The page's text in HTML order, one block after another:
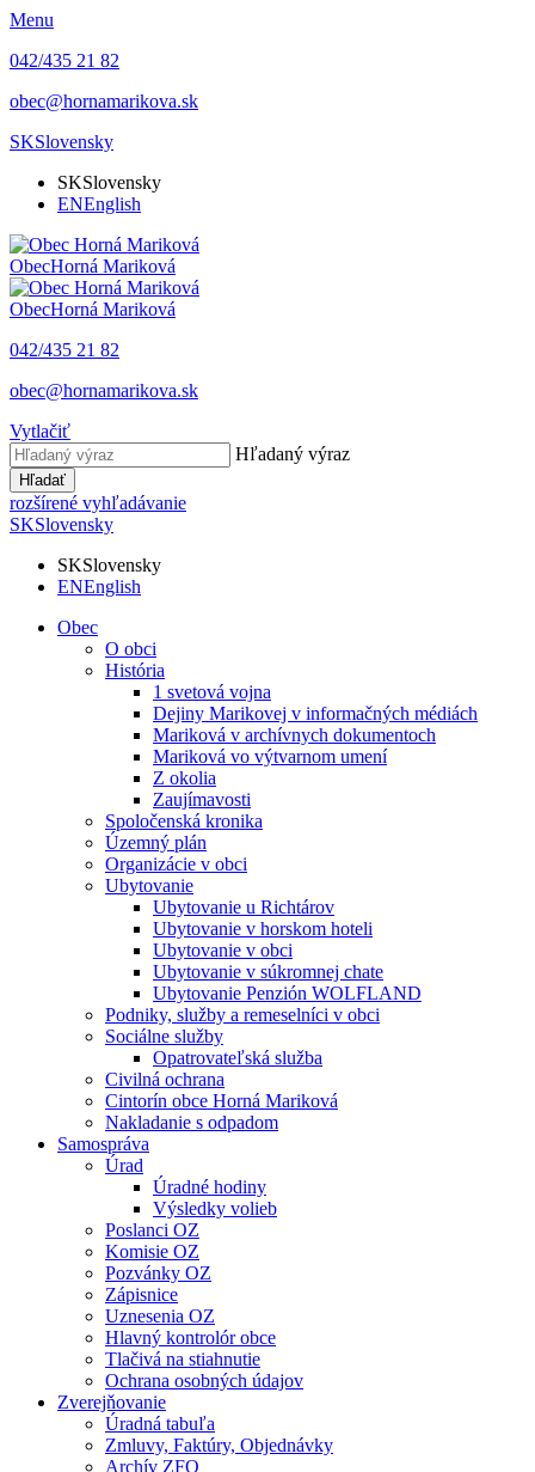
Menu
042/435 21 82
obec@hornamarikova.sk
SKSlovensky
SKSlovensky
ENEnglish
ObecHorná Mariková
ObecHorná Mariková
042/435 21 82
obec@hornamarikova.sk
Vytlačiť
Hľadaný výraz
Hľadať
rozšírené vyhľadávanie
SKSlovensky
SKSlovensky
ENEnglish
Obec
O obci
História
1 svetová vojna
Dejiny Marikovej v informačných médiách
Mariková v archívnych dokumentoch
Mariková vo výtvarnom umení
Z okolia
Zaujímavosti
Spoločenská kronika
Územný plán
Organizácie v obci
Ubytovanie
Ubytovanie u Richtárov
Ubytovanie v horskom hoteli
Ubytovanie v obci
Ubytovanie v súkromnej chate
Ubytovanie Penzión WOLFLAND
Podniky, služby a remeselníci v obci
Sociálne služby
Opatrovateľská služba
Civilná ochrana
Cintorín obce Horná Mariková
Nakladanie s odpadom
Samospráva
Úrad
Úradné hodiny
Výsledky volieb
Poslanci OZ
Komisie OZ
Pozvánky OZ
Zápisnice
Uznesenia OZ
Hlavný kontrolór obce
Tlačivá na stiahnutie
Ochrana osobných údajov
Zverejňovanie
Úradná tabuľa
Zmluvy, Faktúry, Objednávky
Archív ZFO